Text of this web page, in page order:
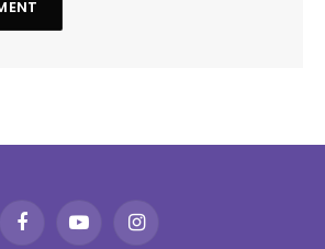
FacebookYouTubeInstagram